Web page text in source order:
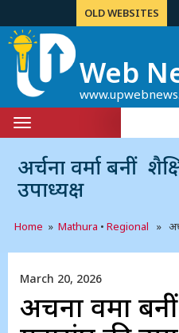
OLD WEBSITES
Web
Toggle
navigation
अर्चना वर्मा बनीं
उपाध्यक्ष
Home » Mathura • Regional »
March 20, 2026
अर्चना वर्मा